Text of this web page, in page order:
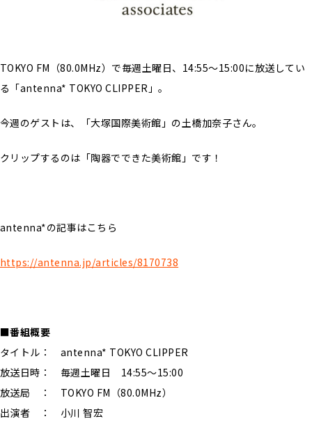
TOKYO FM（80.0MHz）で毎週土曜日、14:55〜15:00に放送してい
る「antenna* TOKYO CLIPPER」。
今週のゲストは、「大塚国際美術館」の土橋加奈子さん。
クリップするのは「陶器でできた美術館」です！
antenna*の記事はこちら
https://antenna.jp/articles/8170738
■番組概要
タイトル： antenna* TOKYO CLIPPER
放送日時： 毎週土曜日 14:55〜15:00
放送局 ： TOKYO FM（80.0MHz）
出演者 ： 小川 智宏